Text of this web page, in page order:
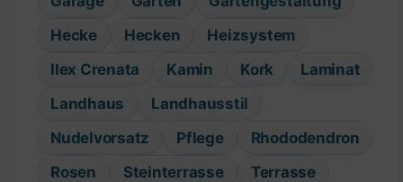
Hecke
Hecken
Heizsystem
Ilex Crenata
Kamin Kork
Laminat
Landhaus
Landhausstil
Nudelvorsatz
Pflege
Rhododendron
Rosen
Steinterrasse
Terrasse